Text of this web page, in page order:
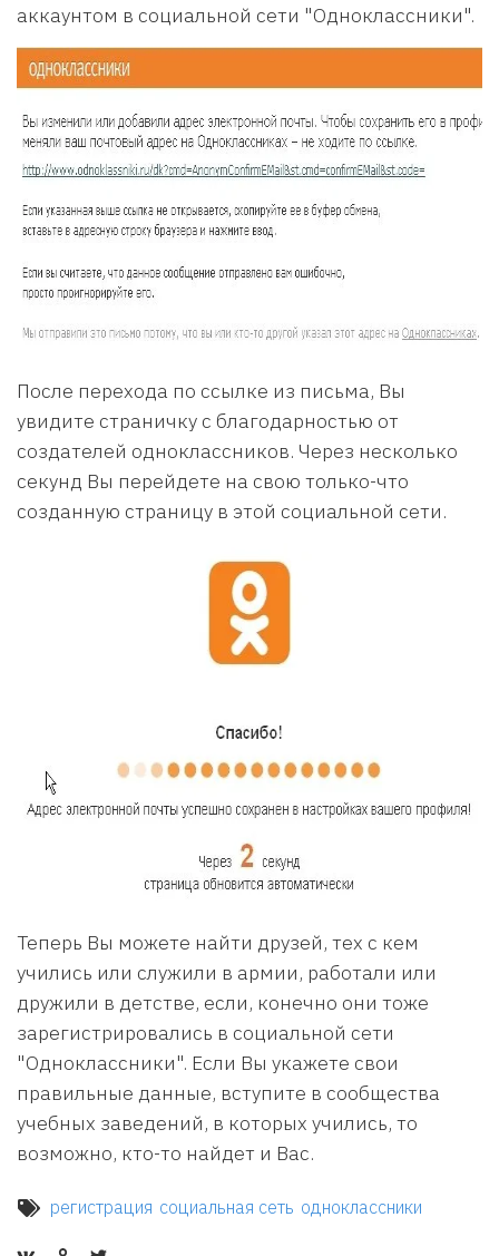
аккаунтом в социальной сети "Одноклассники".
После перехода по ссылке из письма, Вы
увидите страничку с благодарностью от
создателей одноклассников. Через несколько
секунд Вы перейдете на свою только-что
созданную страницу в этой социальной сети.
Теперь Вы можете найти друзей, тех с кем
учились или служили в армии, работали или
дружили в детстве, если, конечно они тоже
зарегистрировались в социальной сети
"Одноклассники". Если Вы укажете свои
правильные данные, вступите в сообщества
учебных заведений, в которых учились, то
возможно, кто-то найдет и Вас.
регистрация социальная сеть одноклассники